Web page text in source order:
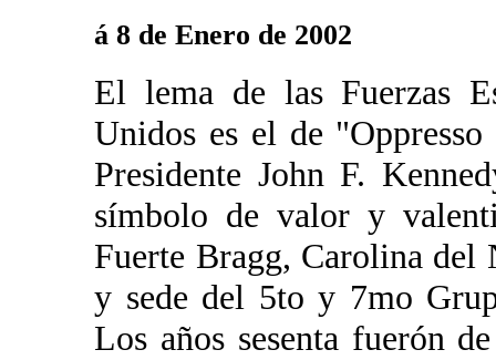
á 8 de Enero de 2002
El lema de las Fuerzas
Unidos es el de
Presidente John F.
símbolo de valor y
Fuerte Bragg, Carolina del
y sede del 5to y 7mo
Los años sesenta fuerón